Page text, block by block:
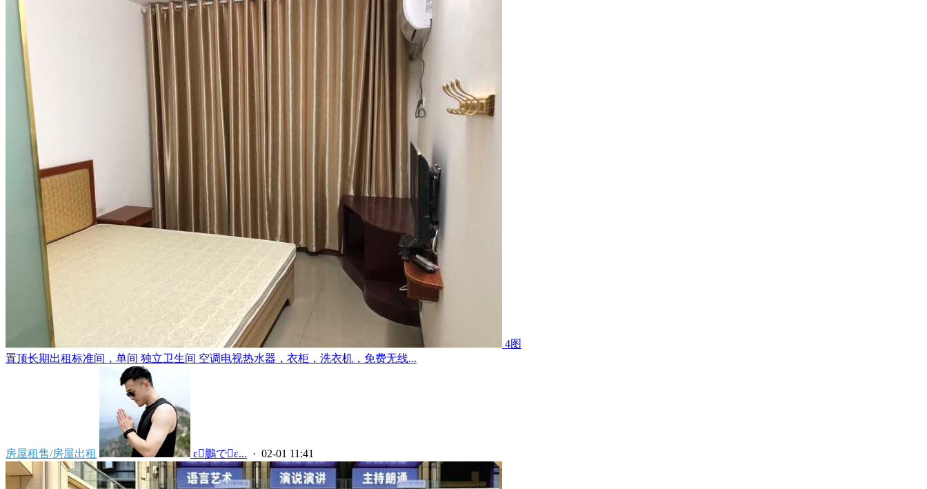
4图
置顶长期出租标准间，单间 独立卫生间 空调电视热水器，衣柜，洗衣机，免费无线...
房屋租售/房屋出租  ε鵬でε... · 02-01 11:41